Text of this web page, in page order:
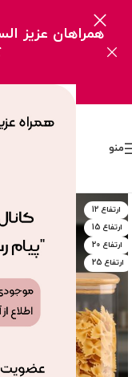
همراهان عزیز
منو
ارتفاع 12
ارتفاع 15
ارتفاع 20
ارتفاع 25